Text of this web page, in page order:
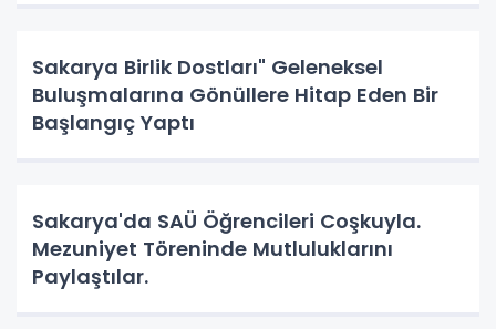
Sakarya Birlik Dostları" Geleneksel
Buluşmalarına Gönüllere Hitap Eden Bir
Başlangıç Yaptı
Sakarya'da SAÜ Öğrencileri Coşkuyla.
Mezuniyet Töreninde Mutluluklarını
Paylaştılar.